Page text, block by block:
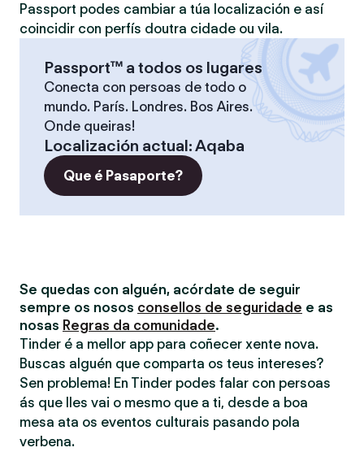
Passport podes cambiar a túa localización e así
coincidir con perfís doutra cidade ou vila.
Passport™ a todos os lugares
Conecta con persoas de todo o
mundo. París. Londres. Bos Aires.
Onde queiras!
Localización actual:Aqaba
Que é Pasaporte?
Se quedas con alguén, acórdate de seguir
sempre os nosos consellos de seguridade e as
nosas Regras da comunidade.
Tinder é a mellor app para coñecer xente nova.
Buscas alguén que comparta os teus intereses?
Sen problema! En Tinder podes falar con persoas
ás que lles vai o mesmo que a ti, desde a boa
mesa ata os eventos culturais pasando pola
verbena.